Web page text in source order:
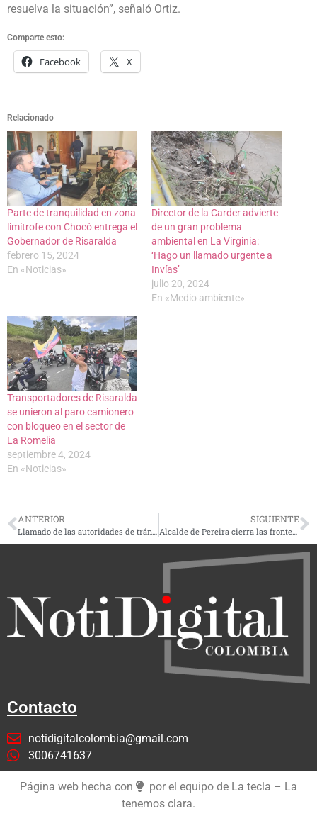
resuelva la situación”, señaló Ortiz.
Comparte esto:
Facebook X
Relacionado
Parte de tranquilidad en zona
limítrofe con Chocó entrega el
Gobernador de Risaralda
febrero 15, 2024
En «Noticias»
Director de la Carder advierte
de un gran problema
ambiental en La Virginia:
‘Hago un llamado urgente a
Invías’
julio 20, 2024
En «Medio ambiente»
Transportadores de Risaralda
se unieron al paro camionero
con bloqueo en el sector de
La Romelia
septiembre 4, 2024
En «Noticias»
ANTERIOR SIGUIENTE
Alcalde de Pereira cierra las fronteras a hinchas del Deportes Tolima: 22 personas fueron detenidas
Contacto
notidigitalcolombia@gmail.com
3006741637
Página web hecha con
por el equipo de La tecla – La
tenemos clara.